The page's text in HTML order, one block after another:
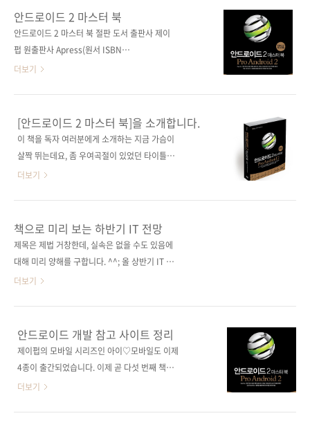
인 하나인 안드로이드사이드와 공동 기획을 통
해 책을 출간하게 되었습니다. 불과 2년 전에 비
해 안드로이드 프로그래밍을 학습할 수 있는 책
과 자료들은 도처에 넘..
여! 라는 다소 소박한 명분으로 책과 피자를 제공
하는 이벤트입니다. 경매에 참가하는 재미도 쏠
쏠하니 시간되시는 분들은 둘러보시기 바랍니
로이드 관련 도서 3종과 미스터피자의 게살몽땅
(Large) 3판입니다. 경매가 끝나면 책은 전국 어
원하시는 시간에 배달시켜 드리도록 하겠습니
다. 단, 미스터피자 지점이 있는 지역이라야겠지
요. 몇 번 신간 경매이벤트를 진행했지만, 이번에
는 먹음직스러운 피..
안드로이드 2 마스터 북
안드로이드 2 마스터 북 절판 도서 출판사 제이
펍 원출판사 Apress(원서 ISBN
9781430226598) 원서명 Pro Android 2 저
(Dave MacLean) 역자명 김지원 출판일 2010
년 7월 19일 페이지 924쪽 판 형 4*6배판 변형
(188*245) 반양장(Soft Cover) 정 가 40,000
13560 시리즈 I♥Mobile 05 (아이러브모바일
05) 분 야 프로그래밍 / 소프트웨어 개발/ 모바
모바일 브라우저 / WebKit / SQLite / 티타늄
모바일 / O..
더보기
[안드로이드 2 마스터 북]을 소개합니다.
이 책을 독자 여러분에게 소개하는 지금 가슴이
살짝 뛰는데요, 좀 우여곡절이 있었던 타이틀입
니다. 이 책은 [Pro Android 2]를 번역한 책입니
인적인 사정으로 인해 계약이 파기되는 상황이
있어서 결국 1판을 못 내고 1년여의 시간이 흐른
뒤 2판을 내게 된 것이거든요. 결국 다른 분을 역
난 다음 보니 예상했던 것보다 내용과 구성이 훨
씬 더 좋아 이렇게 기쁜 마음으로 소개를 하고 있
『CSS 비밀 매뉴얼』, 『시스템 관리자를 위한
시간관리 전략』, 『Programming Flex 3』
등을 번역하신 김지원..
더보기
책으로 미리 보는 하반기 IT 전망
제목은 제법 거창한데, 실속은 없을 수도 있음에
대해 미리 양해를 구합니다. ^^; 올 상반기 IT 서
적은 그야말로 모바일이 주류였습니다. 안드로
치락 뒤치락 했었죠. 작년 ITC에서 근무하면서
출간한 [헬로, 안드로이드]가 아마도 스마트폰을
위한 국내 첫 서적이었을 겁니다. 그 이후 제이펍
서적인 [프로페셔널 안드로이드 애플리케이션
개발]을 출간했었는데요, 이제는 아이폰, 안드로
더보기
안드로이드 개발 참고 사이트 정리
제이펍의 모바일 시리즈인 아이♡모바일도 이제
4종이 출간되었습니다. 이제 곧 다섯 번째 책을
선보일 예정인데요, 이번 책은 그야말로 안드로
더보기